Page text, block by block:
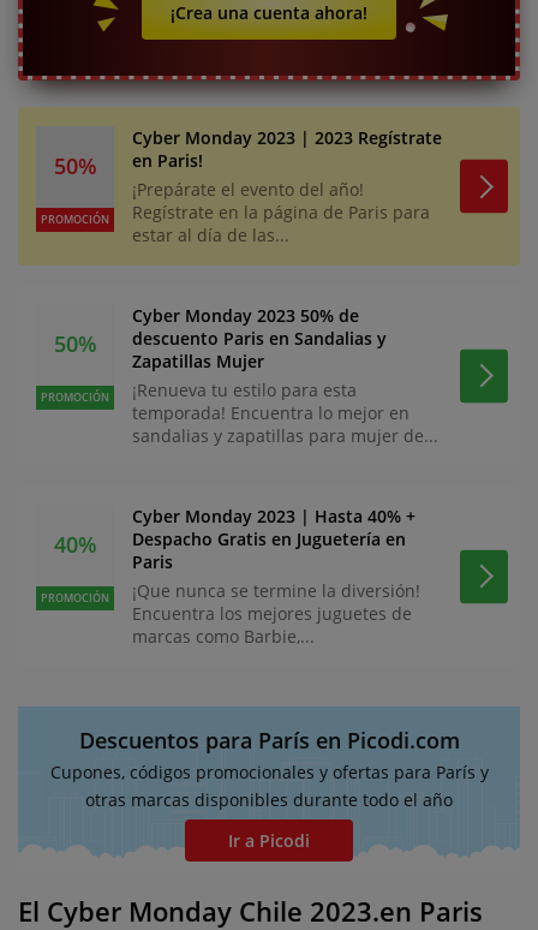
¡Crea una cuenta ahora!
50%
PROMOCIÓN
Cyber Monday 2023 | 2023 Regístrate
en Paris!
¡Prepárate el evento del año!
Regístrate en la página de Paris para
estar al día de las...
50%
PROMOCIÓN
Cyber Monday 2023 50% de
descuento Paris en Sandalias y
Zapatillas Mujer
¡Renueva tu estilo para esta
temporada! Encuentra lo mejor en
sandalias y zapatillas para mujer de...
40%
PROMOCIÓN
Cyber Monday 2023 | Hasta 40% +
Despacho Gratis en Juguetería en
Paris
¡Que nunca se termine la diversión!
Encuentra los mejores juguetes de
marcas como Barbie,...
Descuentos para París en Picodi.com
Cupones, códigos promocionales y ofertas para París y
otras marcas disponibles durante todo el año
Ir a Picodi
El Cyber Monday Chile 2023.en Paris